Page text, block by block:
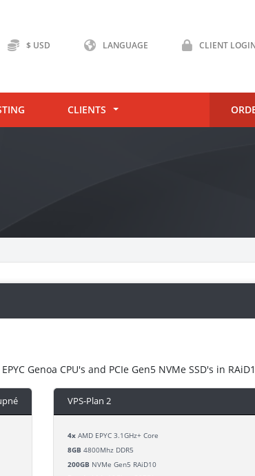
$ USD LANGUAGE CLIENT
CLIENTS
Genoa CPU's and PCIe Gen5 NVMe SSD's in
VPS-Plan 2
4x AMD EPYC 3.1GHz+ Core
8GB 4800Mhz DDR5
200GB NVMe Gen5 RAiD10